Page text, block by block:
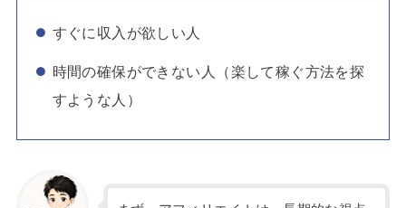
すぐに収入が欲しい人
時間の確保ができない人（楽して稼ぐ方法を探
すような人）